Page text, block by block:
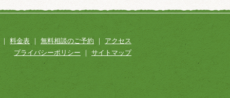
｜ 料金表 ｜ 無料相談のご予約 ｜
アクセス
プライバシーポリシー
｜ サイトマップ